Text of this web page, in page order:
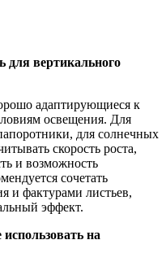
для вертикального
адаптирующиеся к
освещения. Для
для солнечных
скорость роста,
и возможность
сочетать
и фактурами листьев,
эффект.
на